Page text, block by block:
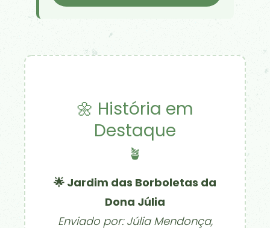
🌼 História em
Destaque
🪴
🌟 Jardim das Borboletas da
Dona Júlia
Enviado por: Júlia Mendonça,